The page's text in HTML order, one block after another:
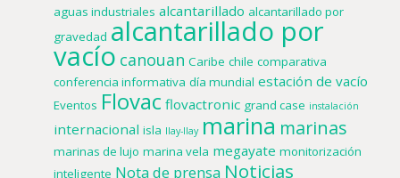
aguas industriales alcantarillado alcantarillado por
gravedad alcantarillado por
vacío canouan Caribe chile comparativa
conferencia informativa día mundial estación de vacío
Eventos Flovac flovactronic grand case instalación
internacional isla llay-llay marina marinas
marinas de lujo marina vela megayate monitorización
inteligente Nota de prensa Noticias